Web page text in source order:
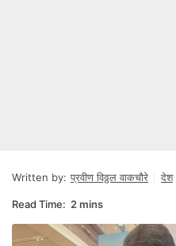
Written by: प्रवीण विठ्ठल वाकचौरे देश
Read Time: 2 mins